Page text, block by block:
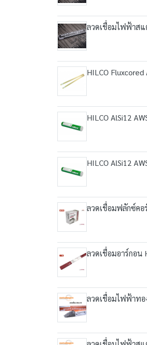
ลวดเชื่อมไฟฟ้าสแ
HILCO Fluxcored
HILCO AlSi12
HILCO AlSi12
ลวดเชื่อมฟลักซ์คอ
ลวดเชื่อมอาร์กอน
ลวดเชื่อมไฟฟ้าท